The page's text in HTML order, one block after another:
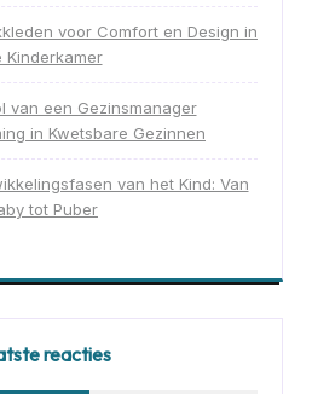
voor Comfort en Design in
Kinderkamer
van een Gezinsmanager
in Kwetsbare Gezinnen
van het Kind: Van
tot Puber
reacties